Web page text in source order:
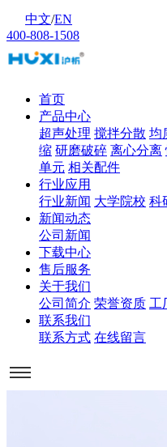
中文/EN
400-808-1508
首页
产品中心
超声处理 搅拌分散 均
缩 研磨破碎 离心分离
单元 相关配件
行业应用
行业新闻 大学院校 科
新闻动态
公司新闻
下载中心
售后服务
关于我们
公司简介 荣誉资质 工
联系我们
联系方式 在线留言